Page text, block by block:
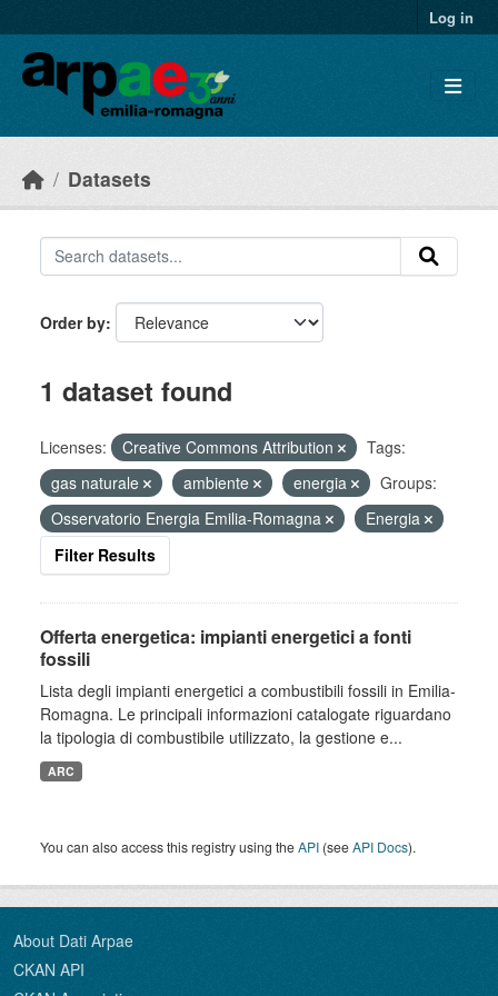
Log in
Datasets
Order by
1 dataset found
Licenses: Creative Commons Attribution
Tags:
gas naturale
ambiente energia
Groups:
Osservatorio Energia Emilia-Romagna
Energia
Filter Results
Offerta energetica: impianti energetici a fonti
fossili
Lista degli impianti energetici a combustibili fossili in Emilia-
Romagna. Le principali informazioni catalogate riguardano
la tipologia di combustibile utilizzato, la gestione e...
ARC
You can also access this registry using theAPI (seeAPI Docs).
About Dati Arpae
CKAN API